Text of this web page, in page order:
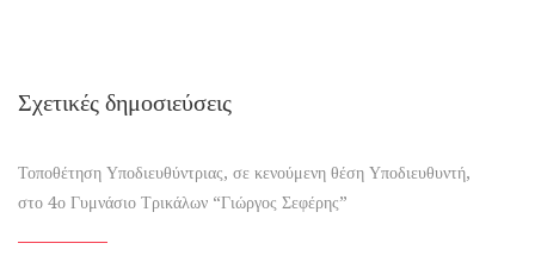
Σχετικές δημοσιεύσεις
Τοποθέτηση Υποδιευθύντριας, σε κενούμενη θέση Υποδιευθυντή,
στο 4ο Γυμνάσιο Τρικάλων “Γιώργος Σεφέρης”